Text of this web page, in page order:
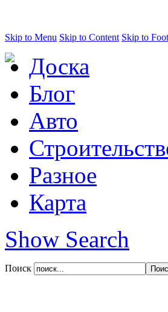
Skip to Menu Skip to Content Skip to
Доска
Блог
Авто
Разное
Карта
Show Search
Поиск